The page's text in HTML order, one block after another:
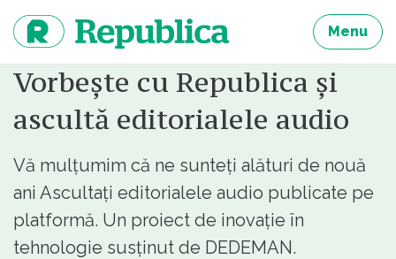
continut
Menu
Vorbește cu Republica și
ascultă editorialele audio
Vă mulțumim că ne sunteți alături de nouă
ani Ascultați editorialele audio publicate pe
platformă. Un proiect de inovație în
tehnologie susținut de DEDEMAN.